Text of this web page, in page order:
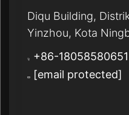
Diqu Building,
Yinzhou, Kota
+86-18058580651
[email protected]